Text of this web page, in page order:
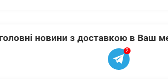
головні новини з доставкою в Ваш
2